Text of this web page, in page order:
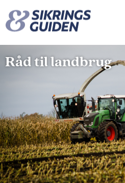
Råd til landbrug